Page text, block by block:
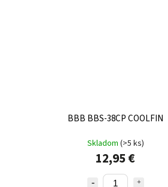
BBB BBS-38CP COOLFIN
Skladom (>5 ks)
12,95 €